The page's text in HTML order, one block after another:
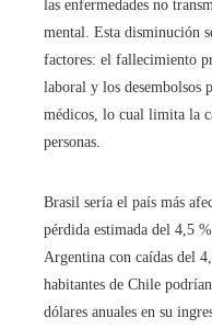
las enfermedades no
mental. Esta disminución
factores: el fallecimiento
laboral y los desembolsos
médicos, lo cual limita la
personas.
Brasil sería el país más
pérdida estimada del 4,5
Argentina con caídas del
habitantes de Chile
dólares anuales en su